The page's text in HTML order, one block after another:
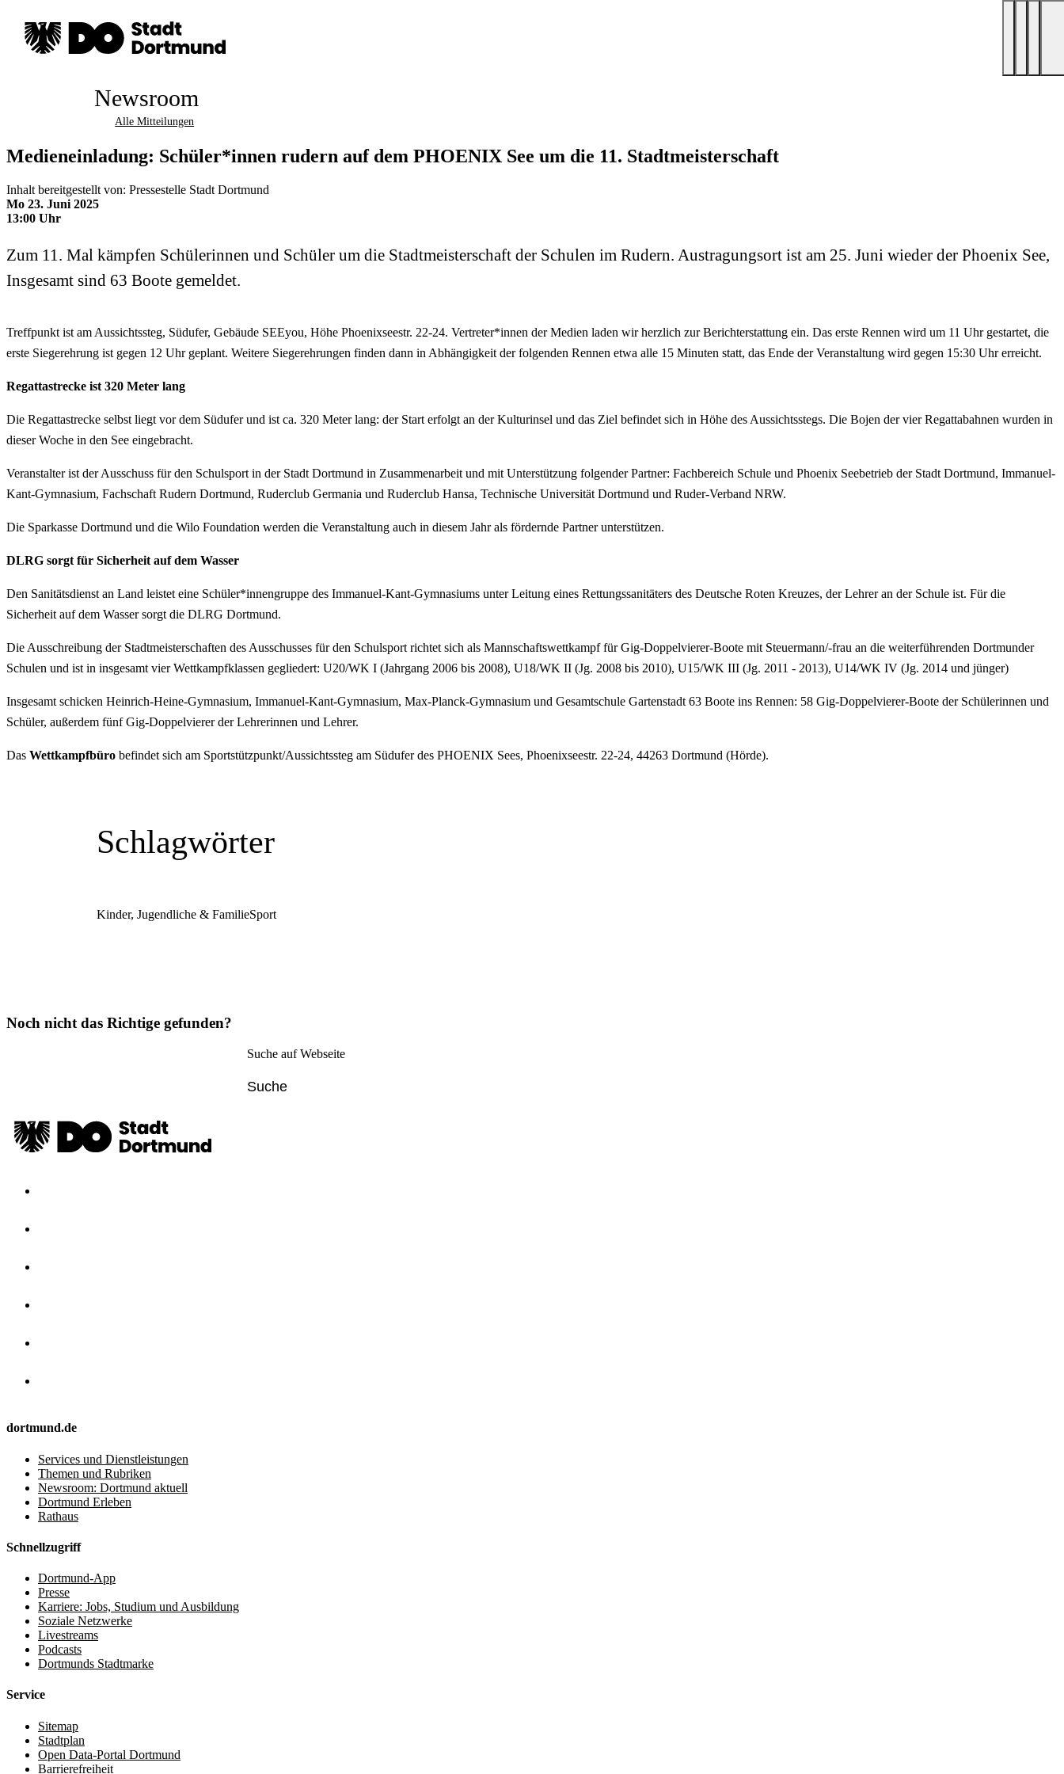
Newsroom
Alle Mitteilungen
Medieneinladung: Schüler*innen rudern auf dem PHOENIX See um die 11. Stadtmeisterschaft
Inhalt bereitgestellt von: Pressestelle Stadt Dortmund
Mo 23. Juni 2025
13:00 Uhr
Zum 11. Mal kämpfen Schülerinnen und Schüler um die Stadtmeisterschaft der Schulen im Rudern. Austragungsort ist am 25. Juni wieder der Phoenix See,
Insgesamt sind 63 Boote gemeldet.
Treffpunkt ist am Aussichtssteg, Südufer, Gebäude SEEyou, Höhe Phoenixseestr. 22-24. Vertreter*innen der Medien laden wir herzlich zur Berichterstattung ein. Das erste Rennen wird um 11 Uhr gestartet, die
erste Siegerehrung ist gegen 12 Uhr geplant. Weitere Siegerehrungen finden dann in Abhängigkeit der folgenden Rennen etwa alle 15 Minuten statt, das Ende der Veranstaltung wird gegen 15:30 Uhr erreicht.
Regattastrecke ist 320 Meter lang
Die Regattastrecke selbst liegt vor dem Südufer und ist ca. 320 Meter lang: der Start erfolgt an der Kulturinsel und das Ziel befindet sich in Höhe des Aussichtsstegs. Die Bojen der vier Regattabahnen wurden in
dieser Woche in den See eingebracht.
Veranstalter ist der Ausschuss für den Schulsport in der Stadt Dortmund in Zusammenarbeit und mit Unterstützung folgender Partner: Fachbereich Schule und Phoenix Seebetrieb der Stadt Dortmund, Immanuel-
Kant-Gymnasium, Fachschaft Rudern Dortmund, Ruderclub Germania und Ruderclub Hansa, Technische Universität Dortmund und Ruder-Verband NRW.
Die Sparkasse Dortmund und die Wilo Foundation werden die Veranstaltung auch in diesem Jahr als fördernde Partner unterstützen.
DLRG sorgt für Sicherheit auf dem Wasser
Den Sanitätsdienst an Land leistet eine Schüler*innengruppe des Immanuel-Kant-Gymnasiums unter Leitung eines Rettungssanitäters des Deutsche Roten Kreuzes, der Lehrer an der Schule ist. Für die
Sicherheit auf dem Wasser sorgt die DLRG Dortmund.
Die Ausschreibung der Stadtmeisterschaften des Ausschusses für den Schulsport richtet sich als Mannschaftswettkampf für Gig-Doppelvierer-Boote mit Steuermann/-frau an die weiterführenden Dortmunder
Schulen und ist in insgesamt vier Wettkampfklassen gegliedert: U20/WK I (Jahrgang 2006 bis 2008), U18/WK II (Jg. 2008 bis 2010), U15/WK III (Jg. 2011 - 2013), U14/WK IV (Jg. 2014 und jünger)
Insgesamt schicken Heinrich-Heine-Gymnasium, Immanuel-Kant-Gymnasium, Max-Planck-Gymnasium und Gesamtschule Gartenstadt 63 Boote ins Rennen: 58 Gig-Doppelvierer-Boote der Schülerinnen und
Schüler, außerdem fünf Gig-Doppelvierer der Lehrerinnen und Lehrer.
Das Wettkampfbüro befindet sich am Sportstützpunkt/Aussichtssteg am Südufer des PHOENIX Sees, Phoenixseestr. 22-24, 44263 Dortmund (Hörde).
Schlagwörter
Kinder, Jugendliche & FamilieSport
Noch nicht das Richtige gefunden?
Suche auf Webseite
dortmund.de
Services und Dienstleistungen
Themen und Rubriken
Newsroom: Dortmund aktuell
Dortmund Erleben
Rathaus
Schnellzugriff
Dortmund-App
Presse
Karriere: Jobs, Studium und Ausbildung
Soziale Netzwerke
Livestreams
Podcasts
Dortmunds Stadtmarke
Service
Sitemap
Stadtplan
Open Data-Portal Dortmund
Barrierefreiheit